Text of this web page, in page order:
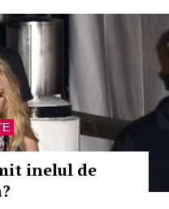
inelul de